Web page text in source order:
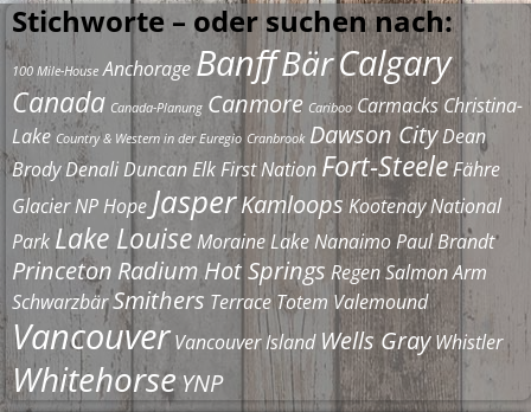
Stichworte – oder suchen nach:
100 Mile-House Anchorage BanffBärCalgary
Canada Canada-Planung Canmore Cariboo Carmacks Christina-
Lake Country & Western in der Euregio Cranbrook Dawson CityDean
BrodyDenaliDuncanElkFirst Nation Fort-SteeleFähre
Glacier NPHope JasperKamloops Kootenay National
Park Lake LouiseMoraine LakeNanaimoPaul Brandt
Princeton Radium Hot Springs RegenSalmon Arm
SchwarzbärSmithers Terrace Totem Valemound
Vancouver Vancouver Island Wells Gray Whistler
Whitehorse YNP